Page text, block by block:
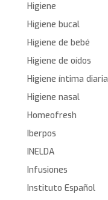
Higiene
Higiene bucal
Higiene de bebé
Higiene de oídos
Higiene íntima diaria
Higiene nasal
Homeofresh
Iberpos
INELDA
Infusiones
Instituto Español